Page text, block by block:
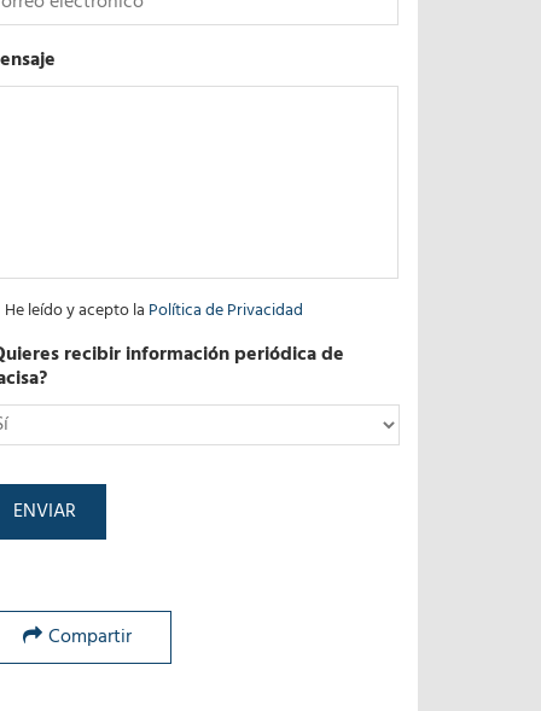
He leído y acepto la Política de Privacidad
recibir información periódica de
Compartir